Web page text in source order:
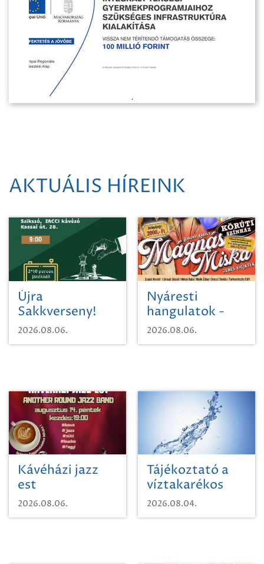
AKTUÁLIS HÍREINK
Újra
Sakkverseny!
2026.08.06.
Nyáresti
hangulatok -
Mágnás Miska
2026.08.06.
Kávéházi jazz
est
2026.08.06.
Tájékoztató a
víztakarékos
vízhasználatról
2026.08.04.